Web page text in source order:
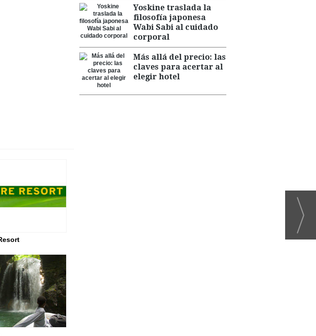
Yoskine traslada la
filosofía japonesa
Wabi Sabi al cuidado
corporal
Más allá del precio: las
claves para acertar al
elegir hotel